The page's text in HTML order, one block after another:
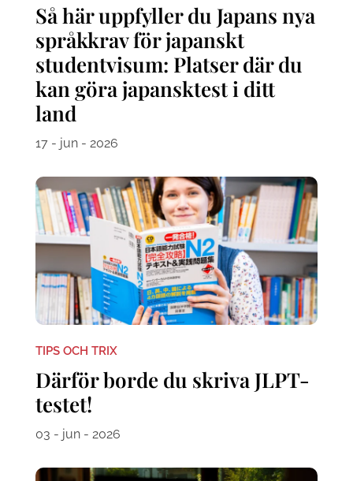
Så här uppfyller du Japans nya
språkkrav för japanskt
studentvisum: Platser där du
kan göra japansktest i ditt
land
17 - jun - 2026
TIPS OCH TRIX
Därför borde du skriva JLPT-
testet!
03 - jun - 2026